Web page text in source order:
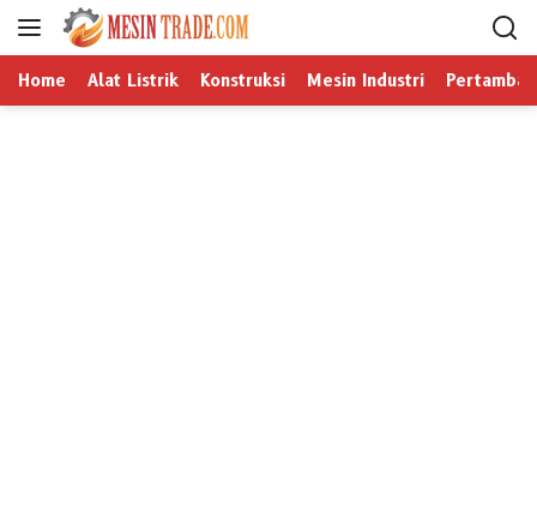
Home Alat Listrik Konstruksi Mesin Industri